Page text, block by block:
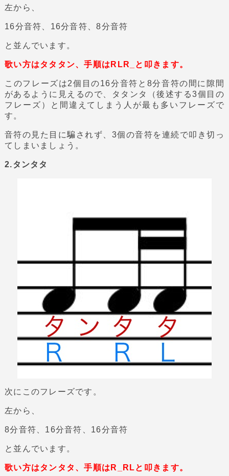
左から、
16分音符、16分音符、8分音符
と並んでいます。
歌い方はタタタン、手順はRLR_と叩きます。
このフレーズは2個目の16分音符と8分音符の間に隙間
があるように見えるので、タタンタ（後述する3個目の
フレーズ）と間違えてしまう人が最も多いフレーズで
す。
音符の見た目に騙されず、3個の音符を連続で叩き切っ
てしまいましょう。
2.タンタタ
次にこのフレーズです。
左から、
8分音符、16分音符、16分音符
と並んでいます。
歌い方はタンタタ、手順はR_RLと叩きます。